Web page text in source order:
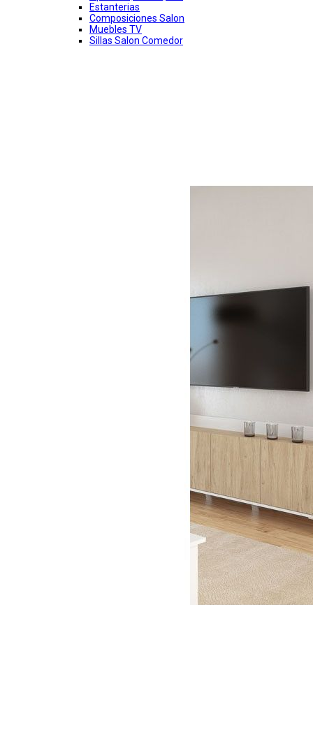
Estanterias
Composiciones Salon
Muebles TV
Sillas Salon Comedor